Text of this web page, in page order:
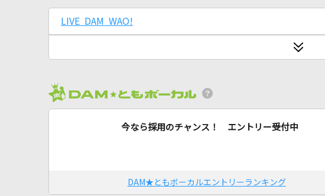
LIVE DAM WAO!
今なら採用のチャンス！ エントリー受付中
DAM★ともボーカルエントリーランキング